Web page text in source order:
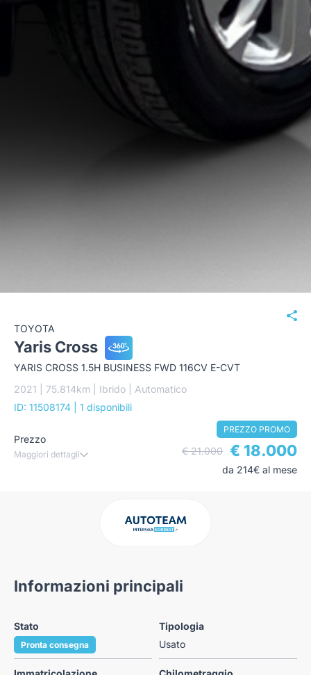
TOYOTA
Yaris Cross
YARIS CROSS 1.5H BUSINESS FWD 116CV E-CVT
2021 | 75.814km | Ibrido | Automatico
ID: 11508174
| 1 disponibili
Prezzo
Maggiori dettagli
PREZZO PROMO
€ 21.000 € 18.000
da 214€ al mese
Informazioni principali
Stato
Pronta consegna
Tipologia
Usato